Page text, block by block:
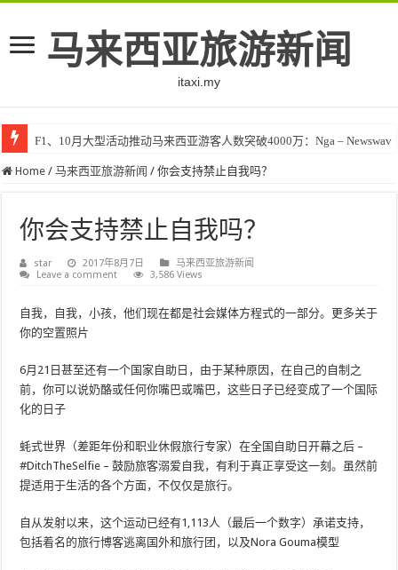
马来西亚旅游新闻
itaxi.my
F1、10月大型活动推动马来西亚游客人数突破4000万：Nga – Newswav
Home / 马来西亚旅游新闻 / 你会支持禁止自我吗？
你会支持禁止自我吗？
star 2017年8月7日
马来西亚旅游新闻
Leave a comment
3,586 Views
自我，自我，小孩，他们现在都是社会媒体方程式的一部分。更多关于
你的空置照片
6月21日甚至还有一个国家自助日，由于某种原因，在自己的自制之
前，你可以说奶酪或任何你嘴巴或嘴巴，这些日子已经变成了一个国际
化的日子
蚝式世界（差距年份和职业休假旅行专家）在全国自助日开幕之后 –
#DitchTheSelfie – 鼓励旅客溺爱自我，有利于真正享受这一刻。虽然前
提适用于生活的各个方面，不仅仅是旅行。
自从发射以来，这个运动已经有1,113人（最后一个数字）承诺支持，
包括着名的旅行博客逃离国外和旅行团，以及Nora Gouma模型